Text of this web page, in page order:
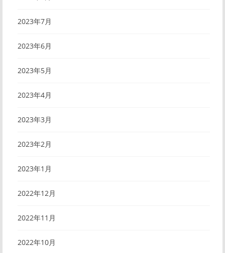
2023年7月
2023年6月
2023年5月
2023年4月
2023年3月
2023年2月
2023年1月
2022年12月
2022年11月
2022年10月